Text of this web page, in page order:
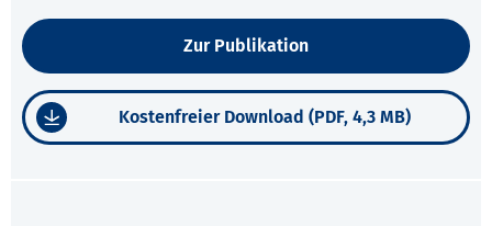
Zur Publikation
Kostenfreier Download (PDF, 4,3 MB)